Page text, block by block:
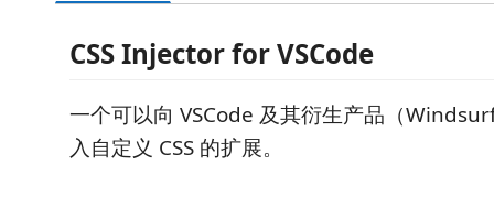
CSS Injector for VSCode
一个可以向 VSCode 及其衍生产品（
入自定义 CSS 的扩展。